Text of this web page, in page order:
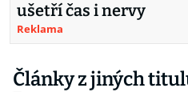
ušetří čas i nervy
Reklama
Články z jiných